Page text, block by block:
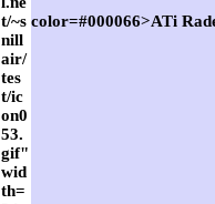
t/~s
nill
air/
tes
t/ic
on0
53.
gif"
wid
th=
color=#000066>ATi